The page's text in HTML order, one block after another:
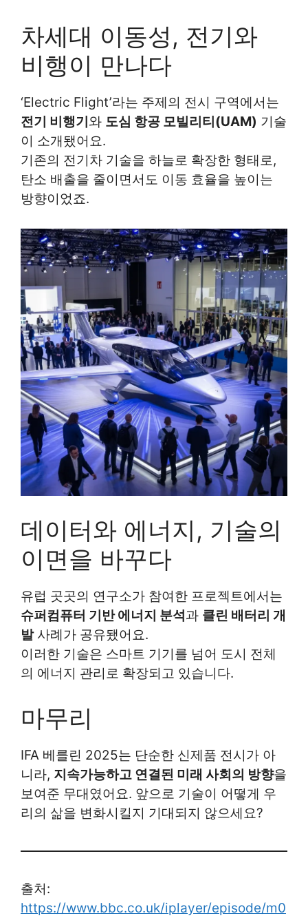
차세대 이동성, 전기와
비행이 만나다
‘Electric Flight’라는 주제의 전시 구역에서는
전기 비행기 와 도심 항공 모빌리티(UAM) 기술
이 소개됐어요.
기존의 전기차 기술을 하늘로 확장한 형태로,
탄소 배출을 줄이면서도 이동 효율을 높이는
방향이었죠.
데이터와 에너지, 기술의
이면을 바꾸다
유럽 곳곳의 연구소가 참여한 프로젝트에서는
슈퍼컴퓨터 기반 에너지 분석 과 클린 배터리 개
발사례가 공유됐어요.
이러한 기술은 스마트 기기를 넘어 도시 전체
의 에너지 관리로 확장되고 있습니다.
마무리
IFA 베를린 2025는 단순한 신제품 전시가 아
니라, 지속가능하고 연결된 미래 사회의 방향을
보여준 무대였어요. 앞으로 기술이 어떻게 우
리의 삶을 변화시킬지 기대되지 않으세요?
출처:
https://www.bbc.co.uk/iplayer/episode/m0